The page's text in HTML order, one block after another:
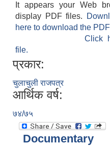
It appears your Web
display PDF files.
here to download the
Click
file.
प्रकार:
चुलाचुली राजपत्र
आर्थिक वर्ष:
७४/७५
Documentary